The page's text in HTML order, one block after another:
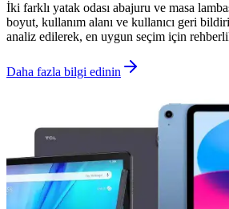
İki farklı yatak odası abajuru ve masa
boyut, kullanım alanı ve kullanıcı geri
analiz edilerek, en uygun seçim için
Daha fazla bilgi edinin